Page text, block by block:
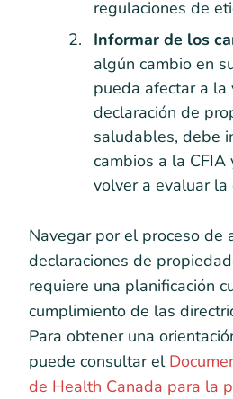
regulaciones de
Informar de los
algún cambio en
pueda afectar a la
declaración de
saludables, debe
cambios a la
volver a evaluar la
Navegar por el proceso de
declaraciones de
requiere una planificación
cumplimiento de las
Para obtener una
puede consultar el
de Health Canada para la